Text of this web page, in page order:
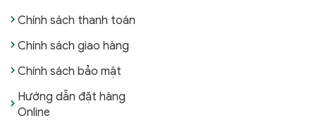
Chính sách thanh toán
Chính sách giao hàng
Chính sách bảo mật
Hướng dẫn đặt hàng
Online